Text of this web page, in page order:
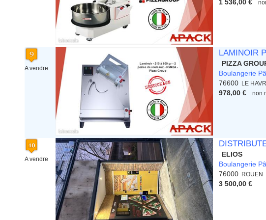
1 536,00 €
A vendre
LAMINOIR
PIZZA
Boulangerie
76600
LE
978,00 €
non
A vendre
ELIOS
Boulangerie
76000
ROUEN
3 500,00 €